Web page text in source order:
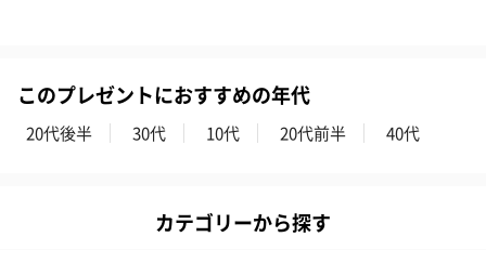
このプレゼントにおすすめの年代
20代後半 30代 10代 20代前半 40代
カテゴリーから探す